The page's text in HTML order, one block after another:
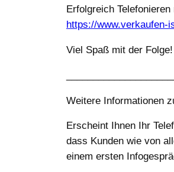
Erfolgreich
https://www.verkaufen-
Viel Spaß mit der Folge!
Weitere Informationen
Erscheint Ihnen Ihr
dass Kunden wie von
einem ersten